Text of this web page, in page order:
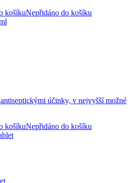
košíkuNepřidáno do košíku
účinky, v nejvyšší možné
košíkuNepřidáno do košíku